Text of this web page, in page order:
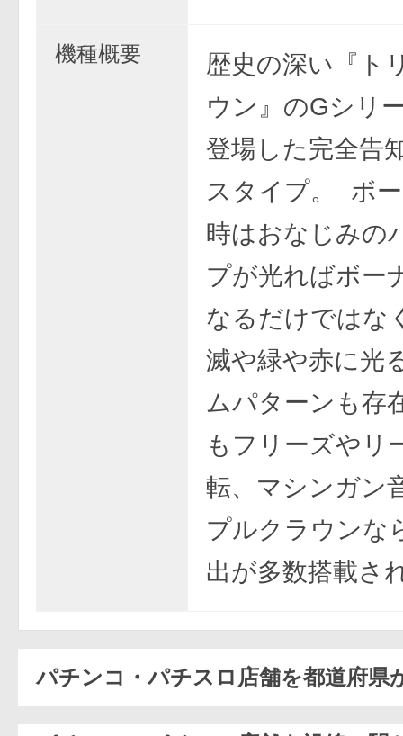
機種概要
歴史の深い『ト
ウン』のGシリ
登場した完全告
スタイプ。 ボ
時はおなじみの
プが光ればボー
なるだけではな
滅や緑や赤に光
ムパターンも存
もフリーズやリ
転、マシンガン
プルクラウンな
出が多数搭載さ
パチンコ・パチスロ店舗を都道府県